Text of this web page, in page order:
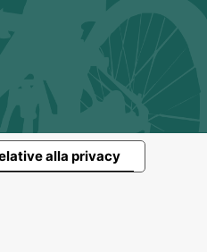
alla privacy